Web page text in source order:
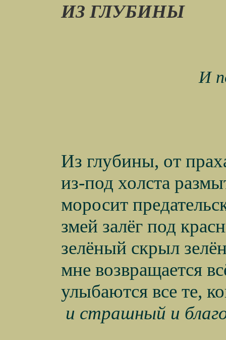
ИЗ ГЛУБИНЫ
И
Из глубины, от
из-под холста
моросит
змей залёг под
зелёный скрыл
мне возвращается
улыбаются все те,
и страшный и